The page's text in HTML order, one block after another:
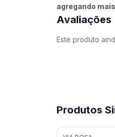
agregando
Avaliações
Este produto
Produtos